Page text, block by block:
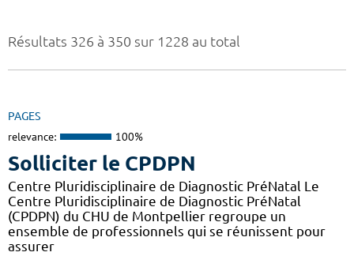
Résultats 326 à 350 sur 1228 au total
PAGES
relevance: 100%
Solliciter le CPDPN
Centre Pluridisciplinaire de Diagnostic PréNatal Le
Centre Pluridisciplinaire de Diagnostic PréNatal
(CPDPN) du CHU de Montpellier regroupe un
ensemble de professionnels qui se réunissent pour
assurer